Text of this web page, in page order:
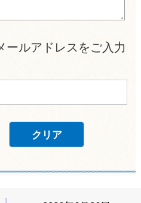
ールアドレスをご入力